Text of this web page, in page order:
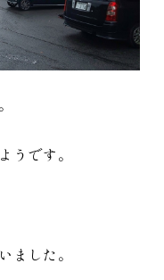
うです。
ました。